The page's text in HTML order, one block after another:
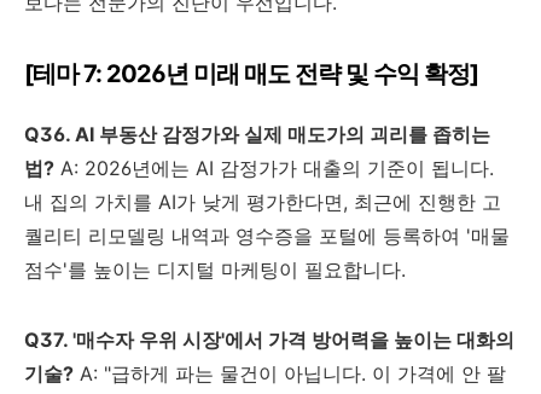
[테마 7: 2026년 미래 매도 전략 및 수익 확정]
Q36. AI 부동산 감정가와 실제 매도가의 괴리를 좁히는
법? A: 2026년에는 AI 감정가가 대출의 기준이 됩니다.
내 집의 가치를 AI가 낮게 평가한다면, 최근에 진행한 고
퀄리티 리모델링 내역과 영수증을 포털에 등록하여 '매물
점수'를 높이는 디지털 마케팅이 필요합니다.
Q37. '매수자 우위 시장'에서 가격 방어력을 높이는 대화의
기술? A: "급하게 파는 물건이 아닙니다. 이 가격에 안 팔